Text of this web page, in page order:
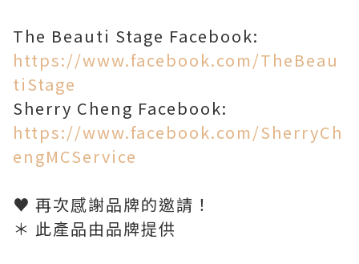
The Beauti Stage Facebook:
https://www.facebook.com/TheBeau
tiStage
Sherry Cheng Facebook:
https://www.facebook.com/SherryCh
engMCService
♥ 再次感謝品牌的邀請！
＊ 此產品由品牌提供